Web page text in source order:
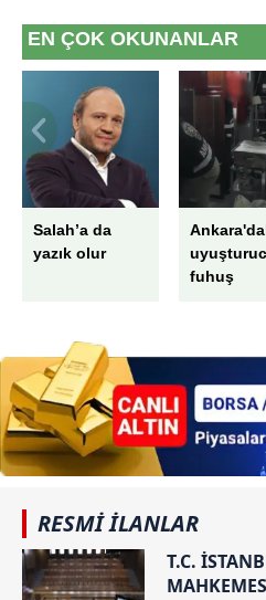
EN ÇOK OKUNANLAR
Salah’a da
yazık olur
fuhuş
RESMİ İLANLAR
T.C.